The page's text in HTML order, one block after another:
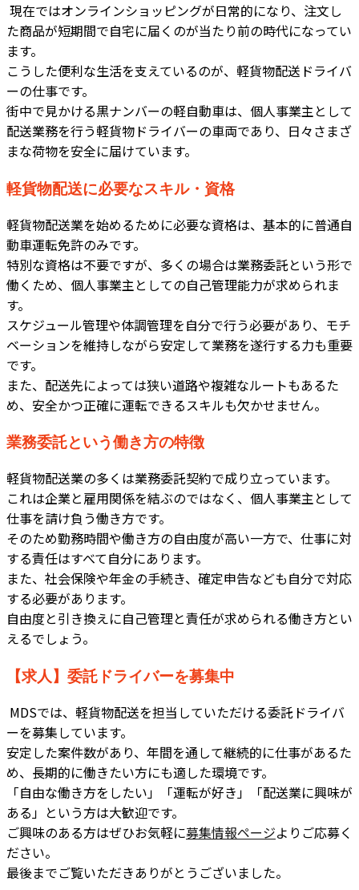
現在ではオンラインショッピングが日常的になり、注文し
た商品が短期間で自宅に届くのが当たり前の時代になってい
ます。
こうした便利な生活を支えているのが、軽貨物配送ドライバ
ーの仕事です。
街中で見かける黒ナンバーの軽自動車は、個人事業主として
配送業務を行う軽貨物ドライバーの車両であり、日々さまざ
まな荷物を安全に届けています。
軽貨物配送に必要なスキル・資格
軽貨物配送業を始めるために必要な資格は、基本的に普通自
動車運転免許のみです。
特別な資格は不要ですが、多くの場合は業務委託という形で
働くため、個人事業主としての自己管理能力が求められま
す。
スケジュール管理や体調管理を自分で行う必要があり、モチ
ベーションを維持しながら安定して業務を遂行する力も重要
です。
また、配送先によっては狭い道路や複雑なルートもあるた
め、安全かつ正確に運転できるスキルも欠かせません。
業務委託という働き方の特徴
軽貨物配送業の多くは業務委託契約で成り立っています。
これは企業と雇用関係を結ぶのではなく、個人事業主として
仕事を請け負う働き方です。
そのため勤務時間や働き方の自由度が高い一方で、仕事に対
する責任はすべて自分にあります。
また、社会保険や年金の手続き、確定申告なども自分で対応
する必要があります。
自由度と引き換えに自己管理と責任が求められる働き方とい
えるでしょう。
【求人】委託ドライバーを募集中
MDSでは、軽貨物配送を担当していただける委託ドライバ
ーを募集しています。
安定した案件数があり、年間を通して継続的に仕事があるた
め、長期的に働きたい方にも適した環境です。
「自由な働き方をしたい」「運転が好き」「配送業に興味が
ある」という方は大歓迎です。
ご興味のある方はぜひお気軽に募集情報ページよりご応募く
ださい。
最後までご覧いただきありがとうございました。